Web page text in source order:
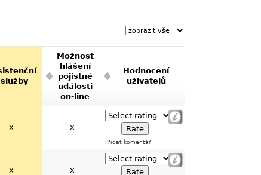
služby
Možnost
hlášení
pojistné
události
on-line
Hodnocení
uživatelů
x x
Přidat komentář
x x